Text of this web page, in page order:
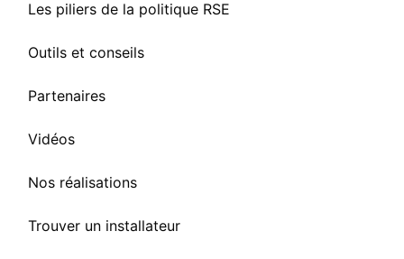
Les piliers de la politique RSE
Outils et conseils
Partenaires
Vidéos
Nos réalisations
Trouver un installateur